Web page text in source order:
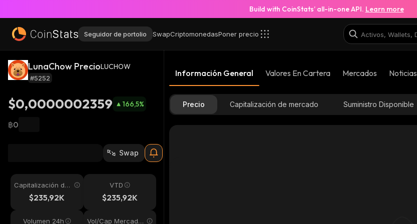
Build with CoinStats’ all-in-one API. Learn more
Seguidor de portolio SwapCriptomonedasPoner precio
LunaChow PrecioLUCHOW
#5252
$0,0000002359 166,5%
฿0
Swap
Capitalización de
mercado$235,92K
VTD
$235,92K
Volumen 24h Vol/Cap Mercado
Información General Valores En Cartera Mercados Noticias
Precio Capitalización de mercado Suministro Disponible